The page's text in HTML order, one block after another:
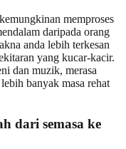
memproses
daripada orang
anda lebih terkesan
yang kucar-kacir.
dan muzik, merasa
banyak masa rehat
dari semasa ke